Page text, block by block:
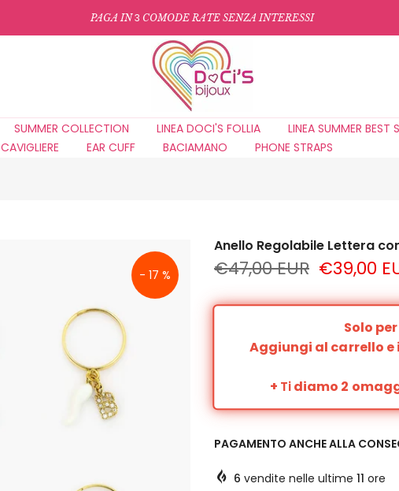
PAGA IN3 COMODE RATE SENZA INTERESSI
SUMMER COLLECTION LINEA DOCI'S FOLLIA LINEA SUMMER BEST
CAVIGLIERE EAR CUFF BACIAMANO PHONE STRAPS
- 17 %
Anello Regolabile Lettera
€47,00 EUR €39,00
Solo
Aggiungi al carrello
+Tidiamo 2
PAGAMENTO ANCHE ALLA
6 vendite nelle ultime 11 ore